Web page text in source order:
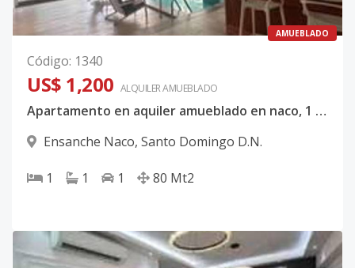
AMUEBLADO
Código: 1340
US$ 1,200 ALQUILERAMUEBLADO
Apartamento en aquiler amueblado en naco, 1 habitación
Ensanche Naco, Santo Domingo D.N.
1 1 1 80 Mt2